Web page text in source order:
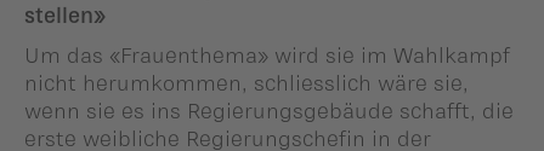
stellen»
Um das «Frauenthema» wird sie im Wahlkampf
nicht herumkommen, schliesslich wäre sie,
wenn sie es ins Regierungsgebäude schafft, die
erste weibliche Regierungschefin in der